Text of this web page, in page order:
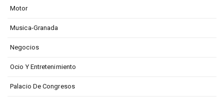
Motor
Musica-Granada
Negocios
Ocio Y Entretenimiento
Palacio De Congresos